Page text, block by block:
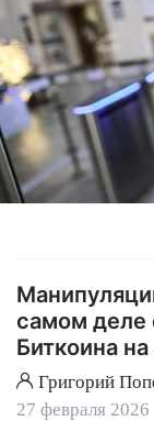
самом деле
Биткоина
Григорий
27 февраля 2026